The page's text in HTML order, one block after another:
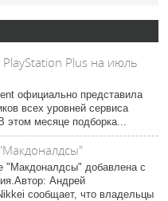
Plus на июль
официально представила
всех уровней сервиса
этом месяце подборка...
"Макдоналдсы" добавлена с
Андрей
сообщает, что владельцы